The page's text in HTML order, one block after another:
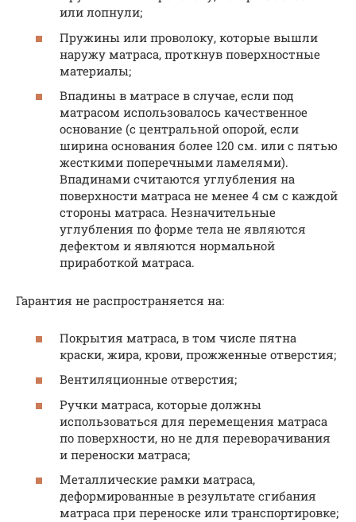
или лопнули;
Пружины или проволоку, которые вышли
наружу матраса, проткнув поверхностные
материалы;
Впадины в матрасе в случае, если под
матрасом использовалось качественное
основание (с центральной опорой, если
ширина основания более 120 см. или с пятью
жесткими поперечными ламелями).
Впадинами считаются углубления на
поверхности матраса не менее 4 см с каждой
стороны матраса. Незначительные
углубления по форме тела не являются
дефектом и являются нормальной
приработкой матраса.
Гарантия не распространяется на:
Покрытия матраса, в том числе пятна
краски, жира, крови, прожженные отверстия;
Вентиляционные отверстия;
Ручки матраса, которые должны
использоваться для перемещения матраса
по поверхности, но не для переворачивания
и переноски матраса;
Металлические рамки матраса,
деформированные в результате сгибания
матраса при переноске или транспортировке;